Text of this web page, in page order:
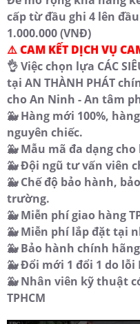
cấp từ đầu ghi 4 lên
1.000.000 (VNĐ)
⚠️ CAM KẾT DỊCH VỤ
👌 Việc chọn lựa CÁC
tại AN THÀNH PHÁT
cho An Ninh - An tâm
🐳 Hàng mới 100%,
nguyên chiếc.
🐳 Mẫu mã đa dạng
🐳 Đội ngũ tư vấn viên
🐳 Chế độ bảo hành,
trường.
🐳 Miễn phí giao hàng
🐳 Miễn phí lắp đặt tại
🐳 Bảo hành chính
🐳 Đổi mới 1 đổi 1 do lỗi
🐳 Nhân viên kỹ thuật
TPHCM